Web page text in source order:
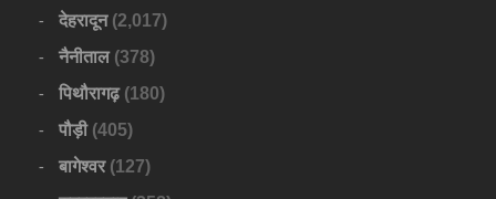
देहरादून(2,017)
नैनीताल(378)
पिथौरागढ़(180)
पौड़ी(405)
बागेश्वर(127)